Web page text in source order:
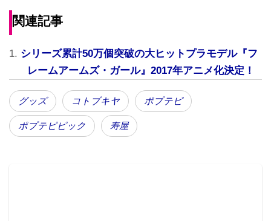
カラフルなレザーを使ったポップなデザインとハンド
ステッチならではの温もりある風合いで人気の
「OJAGA DESIGN」と、SNSを中心に大人気の『ポプ
テピピック』との最大級にオシャレなコラボレーショ
ン！ アイテムはポプ子とピピ美の顔がインパクト大
な「カードケース」「キーキャップ」、さらに漫画を
細かに再現した「キーチェーン（台詞タイプ、スタン
ドタイプ）」。いまにも動き出しそうなキャラクター
関連記事
シリーズ累計50万個突破の大ヒットプラモデル『フ
レームアームズ・ガール』2017年アニメ化決定！
グッズ コトブキヤ ポプテピ
ポプテピピック 寿屋